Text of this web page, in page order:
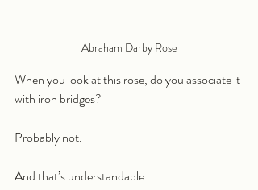
Abraham Darby Rose
When you look at this rose, do you associate it
with iron bridges?
Probably not.
And that’s understandable.